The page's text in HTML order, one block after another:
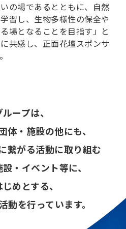
の場であるとともに、自然
習し、生物多様性の保全や
場となることを目指す」と
共感し、正面花壇スポンサ
ープは、
体・施設の他にも、
繋がる活動に取り組む
・イベント等に、
めとする、
動を行っています。